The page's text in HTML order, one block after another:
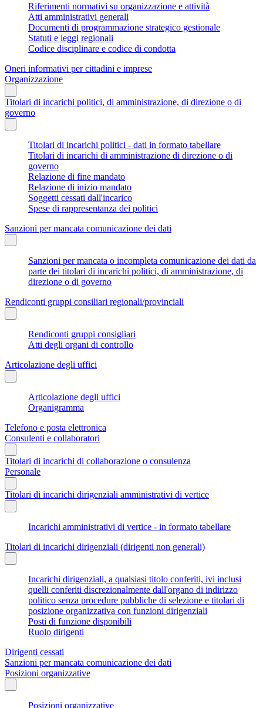
Riferimenti normativi su organizzazione e attività
Atti amministrativi generali
Documenti di programmazione strategico gestionale
Statuti e leggi regionali
Codice disciplinare e codice di condotta
Oneri informativi per cittadini e imprese
Organizzazione
Titolari di incarichi politici, di amministrazione, di direzione o di
governo
Titolari di incarichi politici - dati in formato tabellare
Titolari di incarichi di amministrazione di direzione o di
governo
Relazione di fine mandato
Relazione di inizio mandato
Soggetti cessati dall'incarico
Spese di rappresentanza dei politici
Sanzioni per mancata comunicazione dei dati
Sanzioni per mancata o incompleta comunicazione dei dati da
parte dei titolari di incarichi politici, di amministrazione, di
direzione o di governo
Rendiconti gruppi consiliari regionali/provinciali
Rendiconti gruppi consigliari
Atti degli organi di controllo
Articolazione degli uffici
Articolazione degli uffici
Organigramma
Telefono e posta elettronica
Consulenti e collaboratori
Titolari di incarichi di collaborazione o consulenza
Personale
Titolari di incarichi dirigenziali amministrativi di vertice
Incarichi amministrativi di vertice - in formato tabellare
Titolari di incarichi dirigenziali (dirigenti non generali)
Incarichi dirigenziali, a qualsiasi titolo conferiti, ivi inclusi
quelli conferiti discrezionalmente dall'organo di indirizzo
politico senza procedure pubbliche di selezione e titolari di
posizione organizzativa con funzioni dirigenziali
Posti di funzione disponibili
Ruolo dirigenti
Dirigenti cessati
Sanzioni per mancata comunicazione dei dati
Posizioni organizzative
Posizioni organizzative